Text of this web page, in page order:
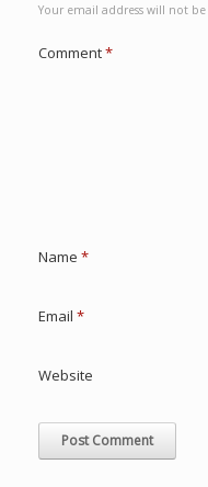
Your email address will not
Comment*
Name *
Email *
Website